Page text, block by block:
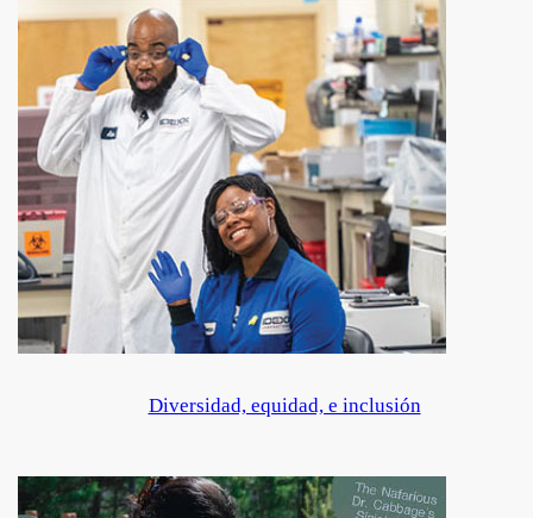
Diversidad, equidad, e inclusión